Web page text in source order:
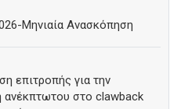
Μηνιαία Ανασκόπηση
επιτροπής για την
ανέκπτωτου στο clawback